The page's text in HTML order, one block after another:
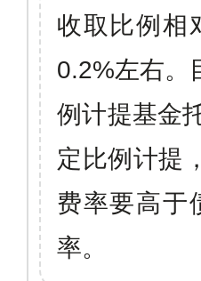
收取比例相
0.2%左右。
例计提基金
定比例计提
费率要高于
率。